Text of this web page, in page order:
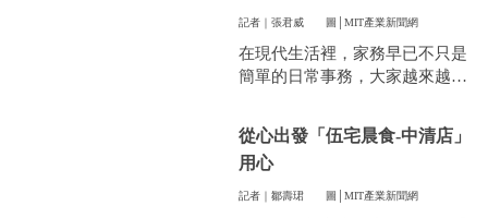
記者｜張君威 圖│MIT產業新聞網
在現代生活裡，家務早已不只是
簡單的日常事務，大家越來越重
件看似小事卻常常讓人煩惱。像
是衣服太多、空間不夠，或是遇
到突然變天，曬衣服真的讓不少
人感到頭疼。
從心出發「伍宅晨食-中清店」
用心
記者｜鄒壽珺 圖│MIT產業新聞網